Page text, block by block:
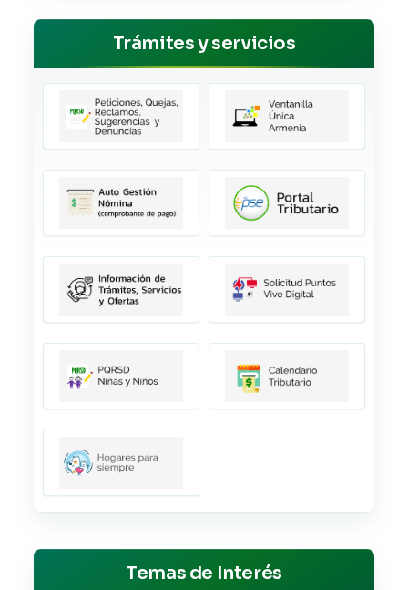
Trámites y servicios
Temas de Interés